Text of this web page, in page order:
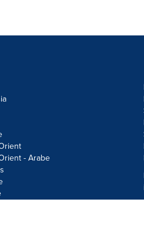
- Arabe